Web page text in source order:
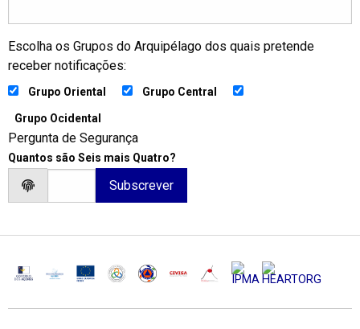
Escolha os Grupos do Arquipélago dos quais pretende
receber notificações:
Grupo Oriental Grupo Central
Grupo Ocidental
Pergunta de Segurança
Quantos são Seis mais Quatro?